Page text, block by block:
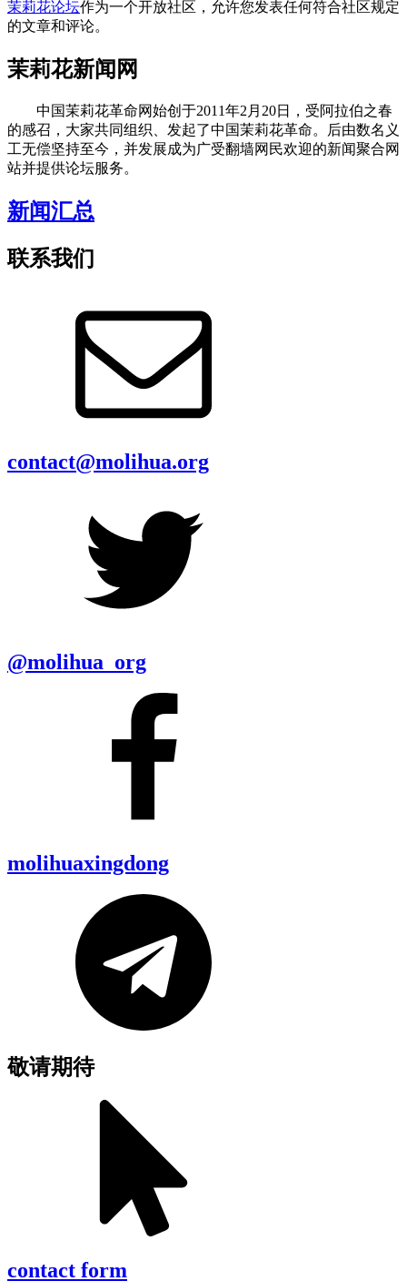
茉莉花论坛作为一个开放社区，允许您发表任何符合社区规定
的文章和评论。
茉莉花新闻网
中国茉莉花革命网始创于2011年2月20日，受阿拉伯之春
的感召，大家共同组织、发起了中国茉莉花革命。后由数名义
工无偿坚持至今，并发展成为广受翻墙网民欢迎的新闻聚合网
站并提供论坛服务。
新闻汇总
联系我们
contact@molihua.org
@molihua_org
molihuaxingdong
敬请期待
contact form